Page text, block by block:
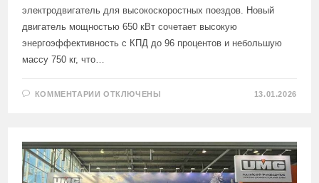
электродвигатель для высокоскоростных поездов. Новый
двигатель мощностью 650 кВт сочетает высокую
энергоэффективность с КПД до 96 процентов и небольшую
массу 750 кг, что…
КОММЕНТАРИИ К
КОМПАКТНЫЙ
ЭЛЕКТРОДВИГАТЕЛЬ
ДЛЯ
ВЫСОКОСКОРОСТНЫХ
ПОЕЗДОВ
ОТКЛЮЧЕНЫ 13.01.2026